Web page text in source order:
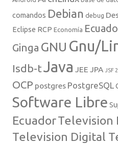
comandos Debian debug
Eclipse RCP Economía
Ginga GNU Gnu/
Isdb-tJava JEE JPA JSF
OCP postgres PostgreSQL
Software Libre
EcuadorTelevision
Television Digital